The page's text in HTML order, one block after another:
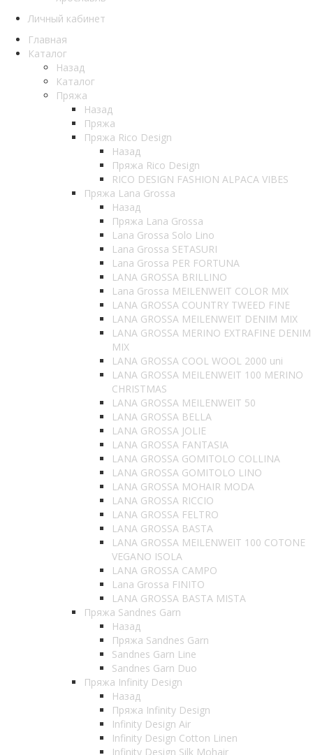
Личный кабинет
Главная
Каталог
Назад
Каталог
Пряжа
Назад
Пряжа
Пряжа Rico Design
Назад
Пряжа Rico Design
RICO DESIGN FASHION ALPACA VIBES
Пряжа Lana Grossa
Назад
Пряжа Lana Grossa
Lana Grossa Solo Lino
Lana Grossa SETASURI
Lana Grossa PER FORTUNA
LANA GROSSA BRILLINO
Lana Grossa MEILENWEIT COLOR MIX
LANA GROSSA COUNTRY TWEED FINE
LANA GROSSA MEILENWEIT DENIM MIX
LANA GROSSA MERINO EXTRAFINE DENIM
MIX
LANA GROSSA COOL WOOL 2000 uni
LANA GROSSA MEILENWEIT 100 MERINO
CHRISTMAS
LANA GROSSA MEILENWEIT 50
LANA GROSSA BELLA
LANA GROSSA JOLIE
LANA GROSSA FANTASIA
LANA GROSSA GOMITOLO COLLINA
LANA GROSSA GOMITOLO LINO
LANA GROSSA MOHAIR MODA
LANA GROSSA RICCIO
LANA GROSSA FELTRO
LANA GROSSA BASTA
LANA GROSSA MEILENWEIT 100 COTONE
VEGANO ISOLA
LANA GROSSA CAMPO
Lana Grossa FINITO
LANA GROSSA BASTA MISTA
Пряжа Sandnes Garn
Назад
Пряжа Sandnes Garn
Sandnes Garn Line
Sandnes Garn Duo
Пряжа Infinity Design
Назад
Пряжа Infinity Design
Infinity Design Air
Infinity Design Cotton Linen
Infinity Design Silk Mohair